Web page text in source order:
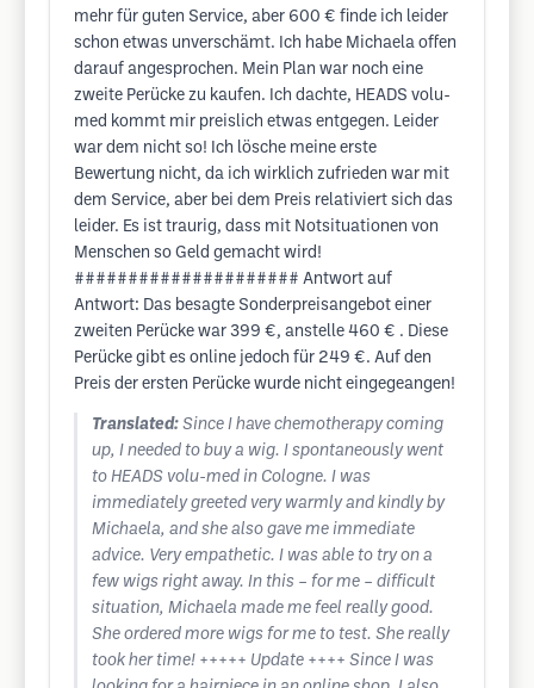
mehr für guten Service, aber 600 € finde ich leider
schon etwas unverschämt. Ich habe Michaela offen
darauf angesprochen. Mein Plan war noch eine
zweite Perücke zu kaufen. Ich dachte, HEADS volu-
med kommt mir preislich etwas entgegen. Leider
war dem nicht so! Ich lösche meine erste
Bewertung nicht, da ich wirklich zufrieden war mit
dem Service, aber bei dem Preis relativiert sich das
leider. Es ist traurig, dass mit Notsituationen von
Menschen so Geld gemacht wird!
##################### Antwort auf
Antwort: Das besagte Sonderpreisangebot einer
zweiten Perücke war 399 €, anstelle 460 € . Diese
Perücke gibt es online jedoch für 249 €. Auf den
Preis der ersten Perücke wurde nicht eingegeangen!
Translated: Since I have chemotherapy coming
up, I needed to buy a wig. I spontaneously went
to HEADS volu-med in Cologne. I was
immediately greeted very warmly and kindly by
Michaela, and she also gave me immediate
advice. Very empathetic. I was able to try on a
few wigs right away. In this – for me – difficult
situation, Michaela made me feel really good.
She ordered more wigs for me to test. She really
took her time! +++++ Update ++++ Since I was